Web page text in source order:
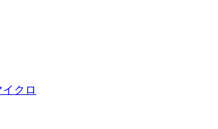
クロ